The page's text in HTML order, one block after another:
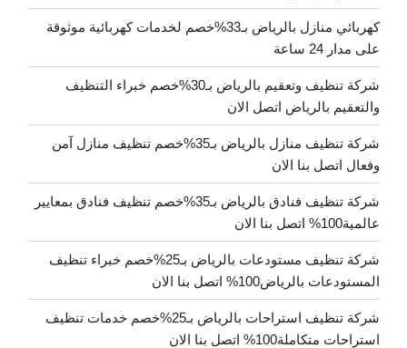
كهربائي منازل بالرياض بـ33%خصم لخدمات كهربائية موثوقة
على مدار 24 ساعة
شركة تنظيف وتعقيم بالرياض بـ30%خصم خبراء التنظيف
والتعقيم بالرياض اتصل الان
شركة تنظيف منازل بالرياض بـ35%خصم تنظيف منازل آمن
وفعال اتصل بنا الان
شركة تنظيف فنادق بالرياض بـ35%خصم تنظيف فنادق بمعايير
عالمية100% اتصل بنا الان
شركة تنظيف مستودعات بالرياض بـ25%خصم خبراء تنظيف
المستودعات بالرياض100% اتصل بنا الان
شركة تنظيف استراحات بالرياض بـ25%خصم خدمات تنظيف
استراحات متكاملة100% اتصل بنا الان